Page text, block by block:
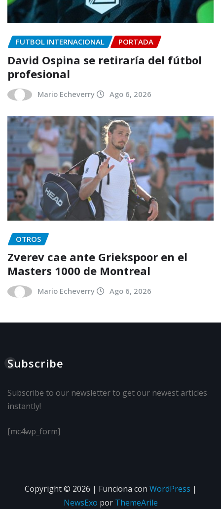
FUTBOL INTERNACIONAL PORTADA
David Ospina se retiraría del fútbol
profesional
Mario Echeverry Ago 6, 2026
OTROS
Zverev cae ante Griekspoor en el
Masters 1000 de Montreal
Mario Echeverry Ago 6, 2026
Subscribe
Subscribe to our newsletter to get our newest articles
instantly!
[mc4wp_form]
Copyright © 2026 | Funciona con WordPress |
NewsExo por ThemeArile